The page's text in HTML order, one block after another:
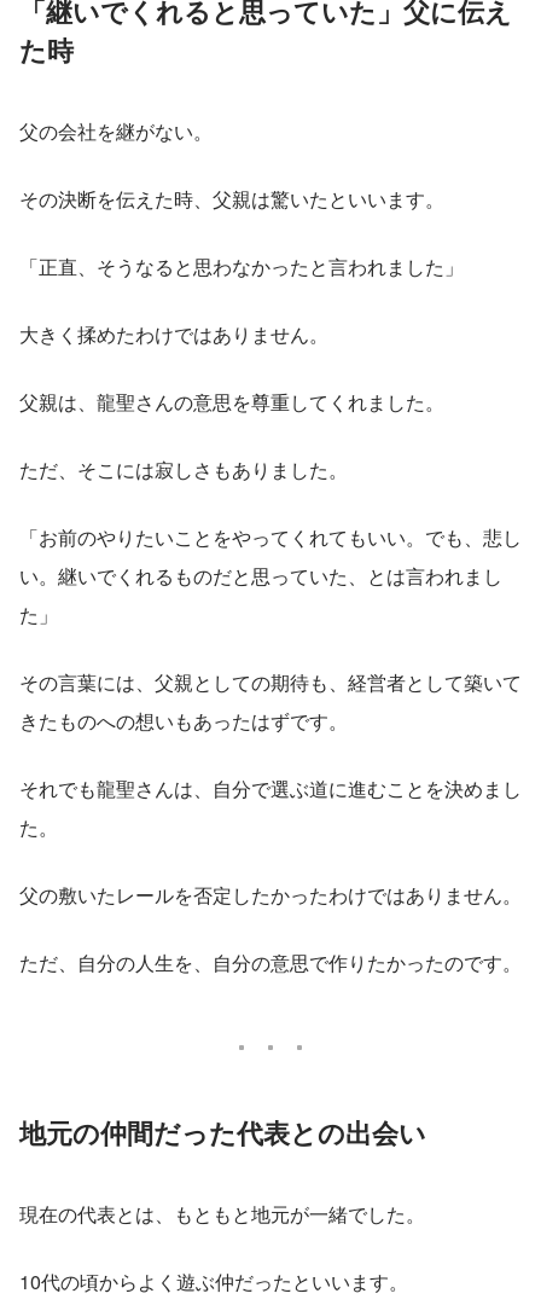
「継いでくれると思っていた」父に伝え
た時
父の会社を継がない。
その決断を伝えた時、父親は驚いたといいます。
「正直、そうなると思わなかったと言われました」
大きく揉めたわけではありません。
父親は、龍聖さんの意思を尊重してくれました。
ただ、そこには寂しさもありました。
「お前のやりたいことをやってくれてもいい。でも、悲し
い。継いでくれるものだと思っていた、とは言われまし
た」
その言葉には、父親としての期待も、経営者として築いて
きたものへの想いもあったはずです。
それでも龍聖さんは、自分で選ぶ道に進むことを決めまし
た。
父の敷いたレールを否定したかったわけではありません。
ただ、自分の人生を、自分の意思で作りたかったのです。
地元の仲間だった代表との出会い
現在の代表とは、もともと地元が一緒でした。
10代の頃からよく遊ぶ仲だったといいます。